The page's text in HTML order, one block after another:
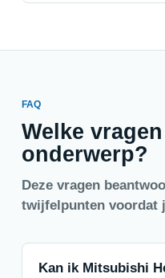
FAQ
Welke
onderwerp?
Deze vragen
twijfelpunten voordat
Kan ik Mitsubishi